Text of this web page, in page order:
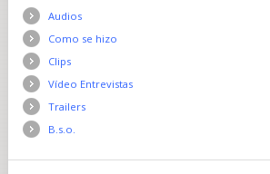
Audios
Como se hizo
Clips
Vídeo Entrevistas
Trailers
B.s.o.